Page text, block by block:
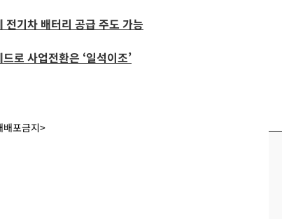
기차 배터리 공급 주도 가능
로 사업전환은 ‘일석이조’
배포금지>